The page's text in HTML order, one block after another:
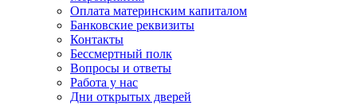
Оплата материнским капиталом
Банковские реквизиты
Контакты
Бессмертный полк
Вопросы и ответы
Работа у нас
Дни открытых дверей